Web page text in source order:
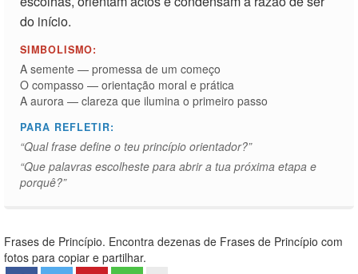
do início.
SIMBOLISMO:
A semente — promessa de um começo
O compasso — orientação moral e prática
A aurora — clareza que ilumina o primeiro passo
PARA REFLETIR:
“Qual frase define o teu princípio orientador?”
“Que palavras escolheste para abrir a tua próxima etapa e
porquê?”
Frases de Princípio. Encontra dezenas de Frases de Princípio com
fotos para copiar e partilhar.